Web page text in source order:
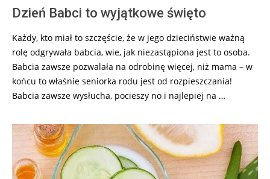
Dzień Babci to wyjątkowe święto
Każdy, kto miał to szczęście, że w jego dzieciństwie ważną
rolę odgrywała babcia, wie, jak niezastąpiona jest to osoba.
Babcia zawsze pozwalała na odrobinę więcej, niż mama – w
końcu to właśnie seniorka rodu jest od rozpieszczania!
Babcia zawsze wysłucha, pocieszy no i najlepiej na …